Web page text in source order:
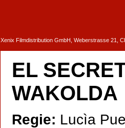
Xenix Filmdistribution GmbH, Weberstrasse 21,
EL
WAKOLDA
Regie: Lucìa